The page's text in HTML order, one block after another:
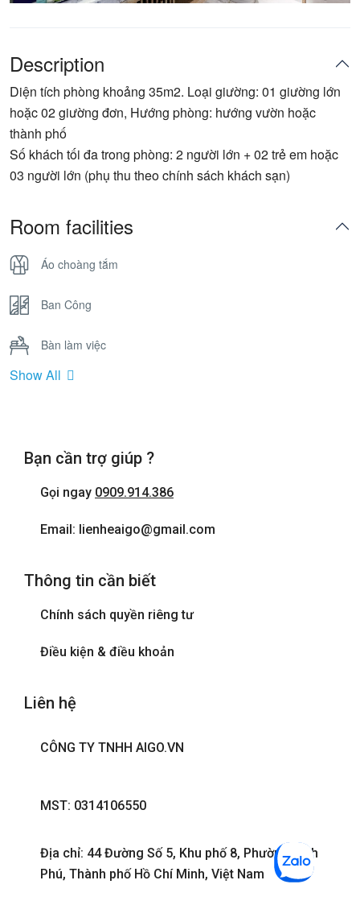
Description
Diện tích phòng khoảng 35m2. Loại giường: 01 giường lớn
hoặc 02 giường đơn, Hướng phòng: hướng vườn hoặc
thành phố
Số khách tối đa trong phòng: 2 người lớn + 02 trẻ em hoặc
03 người lớn (phụ thu theo chính sách khách sạn)
Room facilities
Áo choàng tắm
Ban Công
Bàn làm việc
Bồn Tắm Nằm
Điện thoại
Phòng tắm đứng
Show All
Bạn cần trợ giúp ?
Gọi ngay 0909.914.386
Email: lienheaigo@gmail.com
Thông tin cần biết
Chính sách quyền riêng tư
Điều kiện & điều khoản
Liên hệ
CÔNG TY TNHH AIGO.VN
MST: 0314106550
Địa chỉ: 44 Đường Số 5, Khu phố 8, Phường Bình
Phú, Thành phố Hồ Chí Minh, Việt Nam